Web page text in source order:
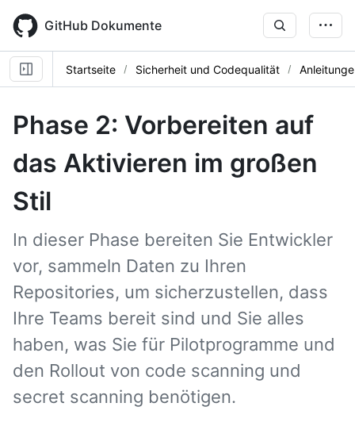
main
content
GitHub Dokumente
Startseite Sicherheit und Codequalität
Phase 2: Vorbereiten auf
das Aktivieren im großen
Stil
In dieser Phase bereiten Sie Entwickler
vor, sammeln Daten zu Ihren
Repositories, um sicherzustellen, dass
Ihre Teams bereit sind und Sie alles
haben, was Sie für Pilotprogramme und
den Rollout von code scanning und
secret scanning benötigen.